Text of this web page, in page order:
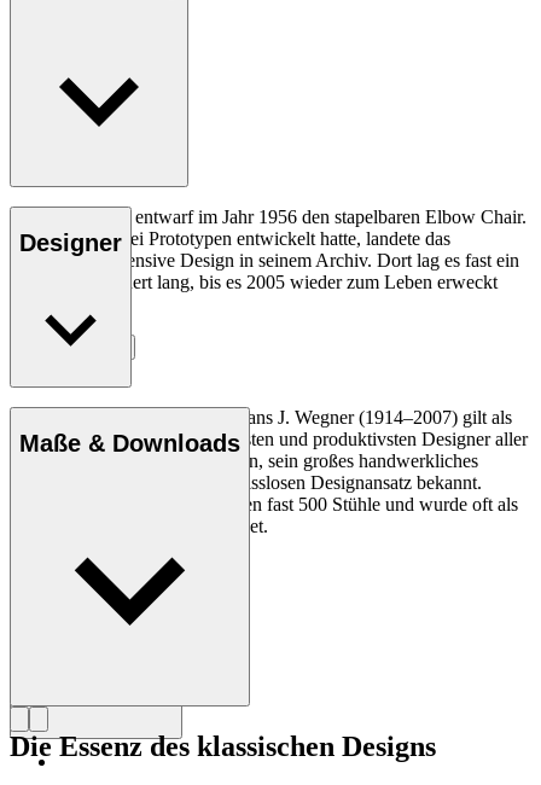
Hans J. Wegner entwarf im Jahr 1956 den stapelbaren Elbow Chair.
Nachdem er zwei Prototypen entwickelt hatte, landete das
Produktions-intensive Design in seinem Archiv. Dort lag es fast ein
halbes Jahrhundert lang, bis es 2005 wieder zum Leben erweckt
Entdecke mehr
Designer
Der dänische Möbeldesigner Hans J. Wegner (1914–2007) gilt als
einer der kreativsten, innovativsten und produktivsten Designer aller
Zeiten und ist für seine Präzision, sein großes handwerkliches
Geschick und seinen kompromisslosen Designansatz bekannt.
Wegner entwarf in seinem Leben fast 500 Stühle und wurde oft als
der Meister des Stuhls bezeichnet.
Profil Hans J. Wegner
Maße & Downloads
Die Essenz des klassischen Designs